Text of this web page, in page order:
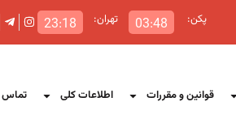
پکن: 03:48 تهران: 23:18
قوانین و مقررات اطلاعات کلی تماس